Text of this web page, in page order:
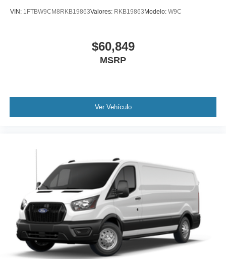
VIN: 1FTBW9CM8RKB19863Valores: RKB19863Modelo: W9C
$60,849
MSRP
Ver Vehículo